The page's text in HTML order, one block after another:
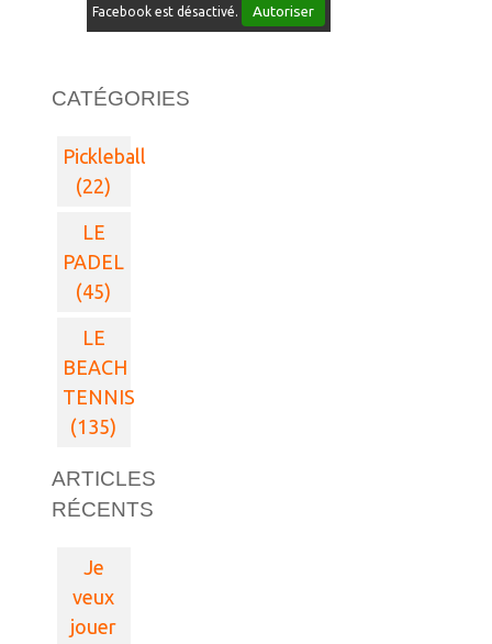
Facebook est désactivé. Autoriser
CATÉGORIES
Pickleball
(22)
LE
PADEL
(45)
LE
BEACH
TENNIS
(135)
ARTICLES
RÉCENTS
Je
veux
jouer